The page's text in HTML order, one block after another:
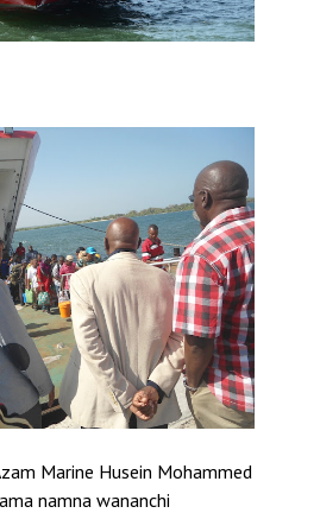
Marine Husein Mohammed
namna wananchi